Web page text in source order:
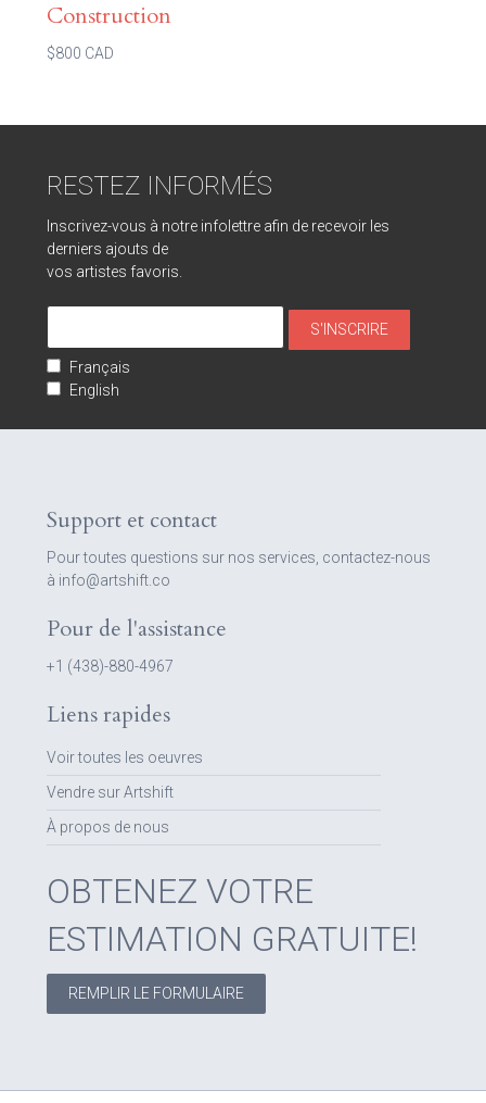
Construction
$800 CAD
RESTEZ INFORMÉS
Inscrivez-vous à notre infolettre afin de recevoir les
derniers ajouts de
vos artistes favoris.
Français
English
Support et contact
Pour toutes questions sur nos services, contactez-nous
à info@artshift.co
Pour de l'assistance
+1 (438)-880-4967
Liens rapides
Voir toutes les oeuvres
Vendre sur Artshift
À propos de nous
OBTENEZ VOTRE
ESTIMATION GRATUITE!
REMPLIR LE FORMULAIRE